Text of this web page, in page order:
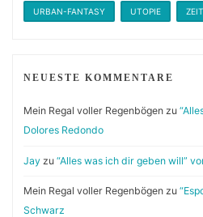
URBAN-FANTASY UTOPIE
NEUESTE KOMMENTARE
Mein Regal voller Regenbögenzu
Dolores Redondo
Jayzu “Alles was ich dir geben will”
Mein Regal voller Regenbögenzu
Schwarz